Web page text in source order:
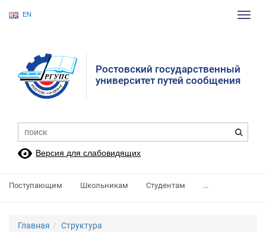
EN
Ростовский государственный
университет путей сообщения
Версия для слабовидящих
Поступающим Школьникам Студентам ...
Главная
Структура